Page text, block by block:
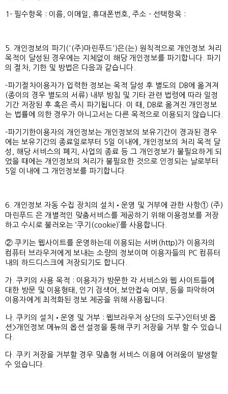
1- 필수항목 : 이름, 이메일, 휴대폰번호, 주소 - 선택항목 :
5. 개인정보의 파기('(주)마린푸드')은(는) 원칙적으로 개인정보 처리
목적이 달성된 경우에는 지체없이 해당 개인정보를 파기합니다. 파기
의 절차, 기한 및 방법은 다음과 같습니다.
-파기절차이용자가 입력한 정보는 목적 달성 후 별도의 DB에 옮겨져
(종이의 경우 별도의 서류) 내부 방침 및 기타 관련 법령에 따라 일정
기간 저장된 후 혹은 즉시 파기됩니다. 이 때, DB로 옮겨진 개인정보
는 법률에 의한 경우가 아니고서는 다른 목적으로 이용되지 않습니다.
-파기기한이용자의 개인정보는 개인정보의 보유기간이 경과된 경우
에는 보유기간의 종료일로부터 5일 이내에, 개인정보의 처리 목적 달
성, 해당 서비스의 폐지, 사업의 종료 등 그 개인정보가 불필요하게 되
었을 때에는 개인정보의 처리가 불필요한 것으로 인정되는 날로부터
5일 이내에 그 개인정보를 파기합니다.
6. 개인정보 자동 수집 장치의 설치•운영 및 거부에 관한 사항① (주)
마린푸드 은 개별적인 맞춤서비스를 제공하기 위해 이용정보를 저장
하고 수시로 불러오는 ‘쿠기(cookie)’를 사용합니다.
② 쿠키는 웹사이트를 운영하는데 이용되는 서버(http)가 이용자의
컴퓨터 브라우저에게 보내는 소량의 정보이며 이용자들의 PC 컴퓨터
내의 하드디스크에 저장되기도 합니다.
가. 쿠키의 사용 목적 : 이용자가 방문한 각 서비스와 웹 사이트들에
대한 방문 및 이용형태, 인기 검색어, 보안접속 여부, 등을 파악하여
이용자에게 최적화된 정보 제공을 위해 사용됩니다.
나. 쿠키의 설치•운영 및 거부 : 웹브라우저 상단의 도구>인터넷 옵
션>개인정보 메뉴의 옵션 설정을 통해 쿠키 저장을 거부 할 수 있습니
다.
다. 쿠키 저장을 거부할 경우 맞춤형 서비스 이용에 어려움이 발생할
수 있습니다.